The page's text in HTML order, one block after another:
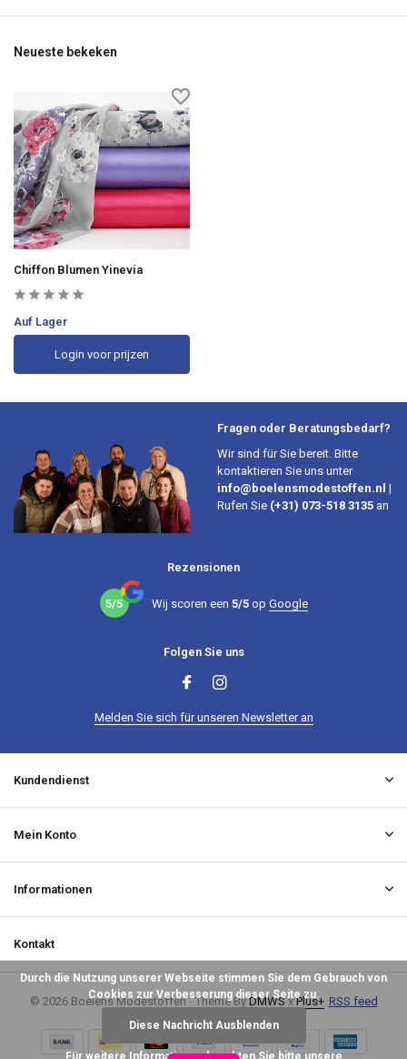
Neueste bekeken
Chiffon Blumen Yinevia
Auf Lager
Login voor prijzen
Fragen oder Beratungsbedarf?
Wir sind für Sie bereit. Bitte
kontaktieren Sie uns unter
info@boelensmodestoffen.nl |
Rufen Sie (+31) 073-518 3135 an
Rezensionen
5/5 Wij scoren een 5/5op Google
Folgen Sie uns
Melden Sie sich für unseren Newsletter an
Kundendienst
Mein Konto
Informationen
Kontakt
© 2026 Boelens Modestoffen - Theme ByDMWSxPlus+ RSS feed
Durch die Nutzung unserer Webseite stimmen Sie dem Gebrauch von
Cookies zur Verbesserung dieser Seite zu.
Diese Nachricht Ausblenden
Für weitere Informationen beachten Sie bitte unsere